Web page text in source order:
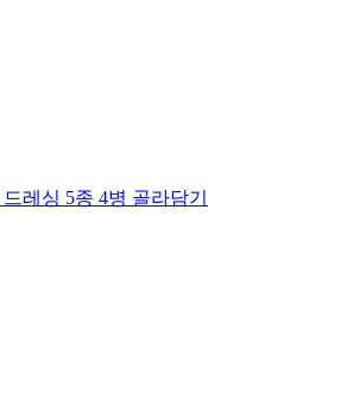
레싱 5종 4병 골라담기